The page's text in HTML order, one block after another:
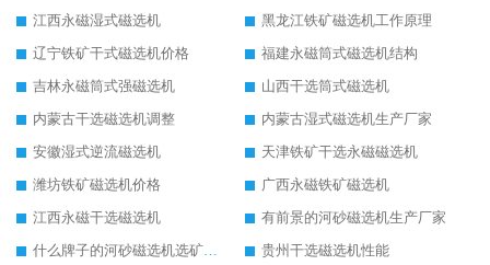
江西永磁湿式磁选机
黑龙江铁矿磁选机工作原理
辽宁铁矿干式磁选机价格
福建永磁筒式磁选机结构
吉林永磁筒式强磁选机
山西干选筒式磁选机
内蒙古干选磁选机调整
内蒙古湿式磁选机生产厂家
安徽湿式逆流磁选机
天津铁矿干选永磁磁选机
潍坊铁矿磁选机价格
广西永磁铁矿磁选机
江西永磁干选磁选机
有前景的河砂磁选机生产厂家
什么牌子的河砂磁选机选矿效果好
贵州干选磁选机性能